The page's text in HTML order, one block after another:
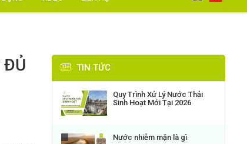
ĐỦ
TIN TỨC
Quy Trình Xử Lý Nước Thải
Sinh Hoạt Mới Tại 2026
Nước nhiễm mặn là gì